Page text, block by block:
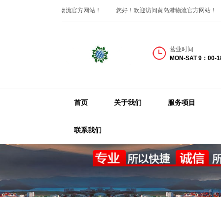
好！欢迎访问黄岛港物流官方网站！ 您好！欢迎访问黄岛港物流官方网站！
营业时间
MON-SAT 9：00-
首页 关于我们 服务项目
联系我们